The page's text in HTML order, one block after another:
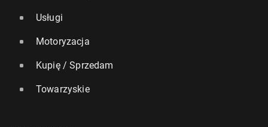
Usługi
Motoryzacja
Kupię / Sprzedam
Towarzyskie